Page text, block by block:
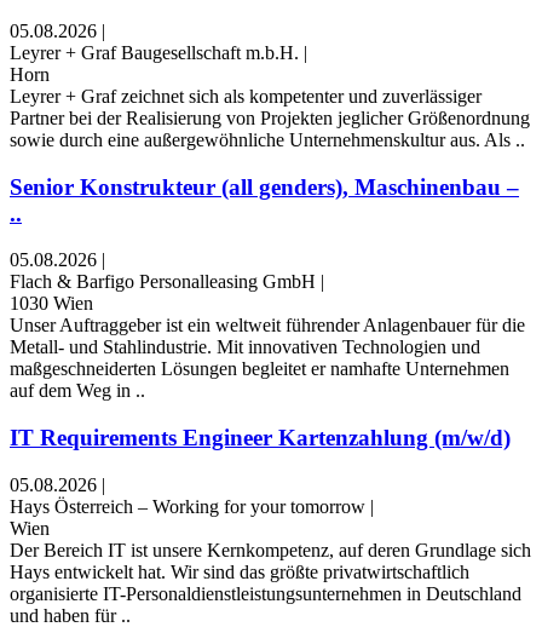
05.08.2026 |
Leyrer + Graf Baugesellschaft m.b.H. |
Horn
Leyrer + Graf zeichnet sich als kompetenter und zuverlässiger
Partner bei der Realisierung von Projekten jeglicher Größenordnung
sowie durch eine außergewöhnliche Unternehmenskultur aus. Als ..
Senior Konstrukteur (all genders), Maschinenbau –
..
05.08.2026 |
Flach & Barfigo Personalleasing GmbH |
1030 Wien
Unser Auftraggeber ist ein weltweit führender Anlagenbauer für die
Metall- und Stahlindustrie. Mit innovativen Technologien und
maßgeschneiderten Lösungen begleitet er namhafte Unternehmen
auf dem Weg in ..
IT Requirements Engineer Kartenzahlung (m/w/d)
05.08.2026 |
Hays Österreich – Working for your tomorrow |
Wien
Der Bereich IT ist unsere Kernkompetenz, auf deren Grundlage sich
Hays entwickelt hat. Wir sind das größte privatwirtschaftlich
organisierte IT-Personaldienstleistungsunternehmen in Deutschland
und haben für ..